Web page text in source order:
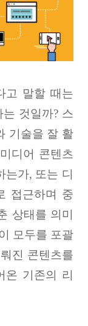
고 말할 때는
는 것일까? 스
기술을 잘 활
디어 콘텐츠
는가, 또는 디
접근하며 중
상태를 의미
모두를 포괄
진 콘텐츠를
온 기존의 리